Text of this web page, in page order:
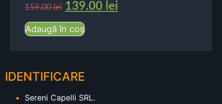
159.00lei 139.00 lei
Adaugă în coș
IDENTIFICARE
Sereni Capelli SRL.